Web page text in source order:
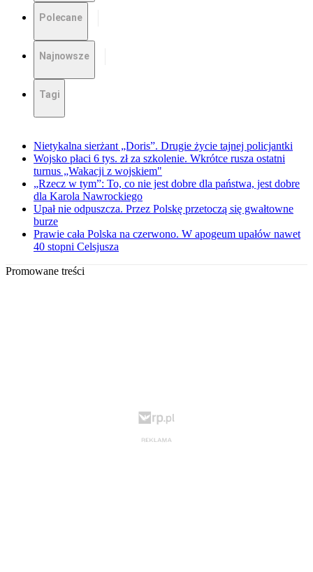
Polecane
Najnowsze
Tagi
Nietykalna sierżant „Doris”. Drugie życie tajnej policjantki
Wojsko płaci 6 tys. zł za szkolenie. Wkrótce rusza ostatni
turnus „Wakacji z wojskiem"
„Rzecz w tym”: To, co nie jest dobre dla państwa, jest dobre
dla Karola Nawrockiego
Upał nie odpuszcza. Przez Polskę przetoczą się gwałtowne
burze
Prawie cała Polska na czerwono. W apogeum upałów nawet
40 stopni Celsjusza
Promowane treści